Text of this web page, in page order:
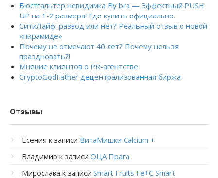
Бюстгальтер невидимка Fly bra — Эффектный PUSH
UP на 1-2 размера! Где купить официально.
СитиЛайф: развод или нет? Реальный отзыв о новой
«пирамиде»
Почему не отмечают 40 лет? Почему нельзя
праздновать?!
Мнение клиентов о PR-агентстве
CryptoGodFather децентрализованная биржа
Отзывы
Есения к записи ВитаМишки Calcium +
Владимир к записи ОЦА Прага
Мирослава к записи Smart Fruits Fe+C Smart